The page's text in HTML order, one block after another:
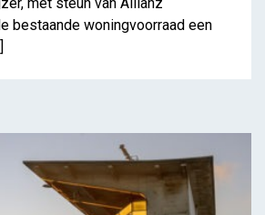
bestaande woningvoorraad een